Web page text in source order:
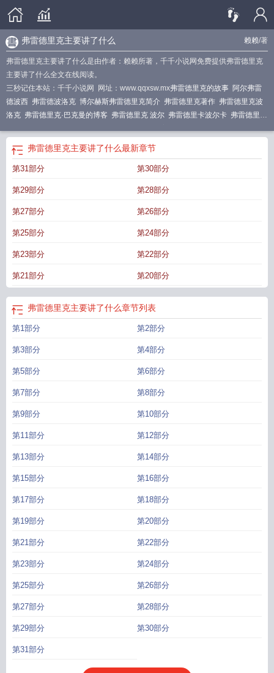
赖赖/著
弗雷德里克主要讲了什么
弗雷德里克主要讲了什么是由作者：赖赖所著，千千小说网免费提供弗雷德里克
主要讲了什么全文在线阅读。
三秒记住本站：千千小说网 网址：www.qqxsw.mx弗雷德里克的故事 阿尔弗雷
德波西 弗雷德波洛克 博尔赫斯弗雷德里克简介 弗雷德里克著作 弗雷德里克波
洛克 弗雷德里克·巴克曼的博客 弗雷德里克 波尔 弗雷德里卡波尔卡 弗雷德里克
佛兰克德波尔 弗雷德·雷伯 弗雷德里克·波洛克
弗雷德里克主要讲了什么最新章节
第31部分 第30部分
第29部分 第28部分
第27部分 第26部分
第25部分 第24部分
第23部分 第22部分
第21部分 第20部分
弗雷德里克主要讲了什么章节列表
第1部分 第2部分
第3部分 第4部分
第5部分 第6部分
第7部分 第8部分
第9部分 第10部分
第11部分 第12部分
第13部分 第14部分
第15部分 第16部分
第17部分 第18部分
第19部分 第20部分
第21部分 第22部分
第23部分 第24部分
第25部分 第26部分
第27部分 第28部分
第29部分 第30部分
第31部分